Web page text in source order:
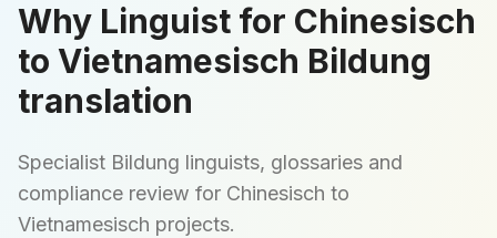
Why Linguist for Chinesisch
to Vietnamesisch Bildung
translation
Specialist Bildung linguists, glossaries and
compliance review for Chinesisch to
Vietnamesisch projects.